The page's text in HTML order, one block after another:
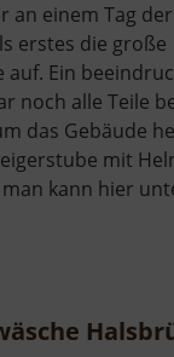
an einem Tag
erstes die große
auf. Ein
noch alle Teile
das Gebäude
mit
kann hier